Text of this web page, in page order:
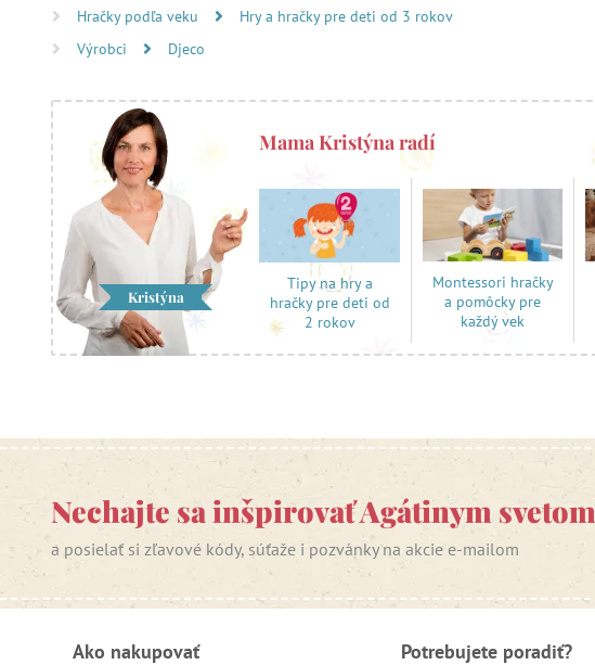
Hračky podľa veku
Hry a hračky pre deti od 3 rokov
Výrobci
Djeco
Kristýna
Mama Kristýna radí
Tipy na hry a
hračky pre deti od
2 rokov
Montessori hračky
a pomôcky pre
každý vek
Nechajte sa inšpirovať Agátinym svetom
a posielať si zľavové kódy, súťaže i pozvánky na akcie e-mailom
Ako nakupovať Potrebujete poradiť?